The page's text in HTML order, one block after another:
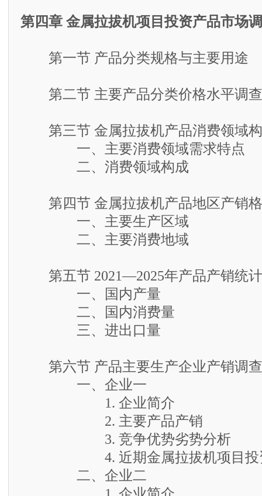
第四章 金属拉拔机项目投资产品市场
第一节 产品分类规格与主要用途
第二节 主要产品分类价格水平调查
第三节 金属拉拔机产品消费领域构
一、主要消费领域需求特点
二、消费领域构成
第四节 金属拉拔机产品地区产销
一、主要生产区域
二、主要消费地域
第五节 2021—2025年产品产销统计
一、国内产量
二、国内消费量
三、进出口量
第六节 产品主要生产企业产销调查
一、企业一
1. 企业简介
2. 主要产品产销
3. 竞争优势劣势分析
4. 近期金属拉拔机项目投资
二、企业二